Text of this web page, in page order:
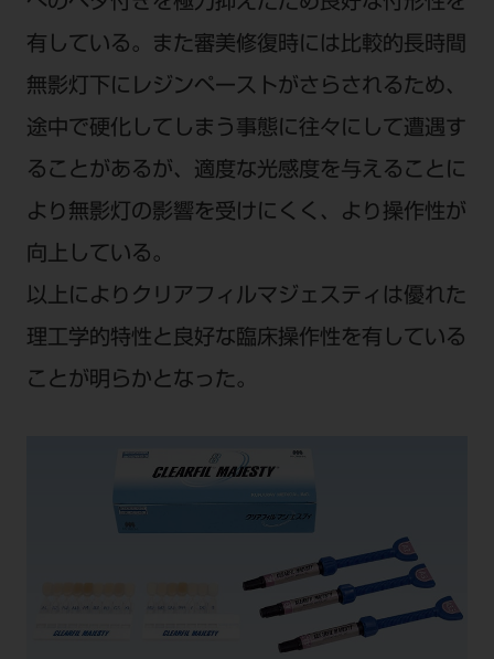
有している。また審美修復時には比較的長時間
無影灯下にレジンペーストがさらされるため、
途中で硬化してしまう事態に往々にして遭遇す
ることがあるが、適度な光感度を与えることに
より無影灯の影響を受けにくく、より操作性が
向上している。
以上によりクリアフィルマジェスティは優れた
理工学的特性と良好な臨床操作性を有している
ことが明らかとなった。